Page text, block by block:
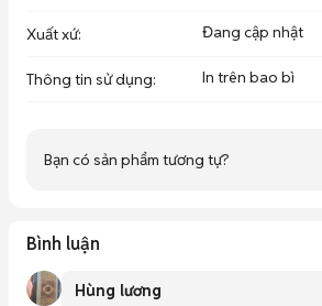
Xuất xứ: Đang cập nhật
Thông tin sử dụng: In trên bao bì
Bạn có sản phẩm tương tự?
Bình luận
Hùng lương